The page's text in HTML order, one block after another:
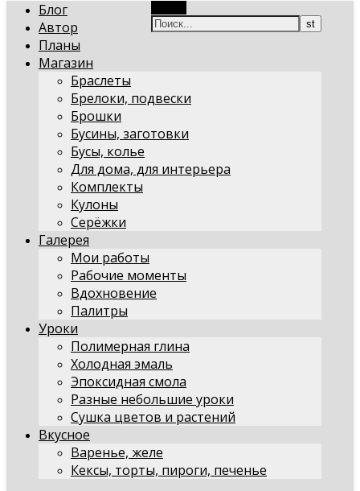
Блог
Автор
Планы
Магазин
Браслеты
Брелоки, подвески
Брошки
Бусины, заготовки
Бусы, колье
Для дома, для интерьера
Комплекты
Кулоны
Серёжки
Галерея
Мои работы
Рабочие моменты
Вдохновение
Палитры
Уроки
Полимерная глина
Холодная эмаль
Эпоксидная смола
Разные небольшие уроки
Сушка цветов и растений
Вкусное
Варенье, желе
Кексы, торты, пироги, печенье